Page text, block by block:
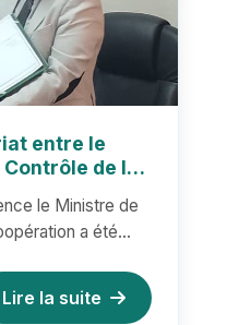
entre le
de la
le Ministre de
a été
Lire la suite